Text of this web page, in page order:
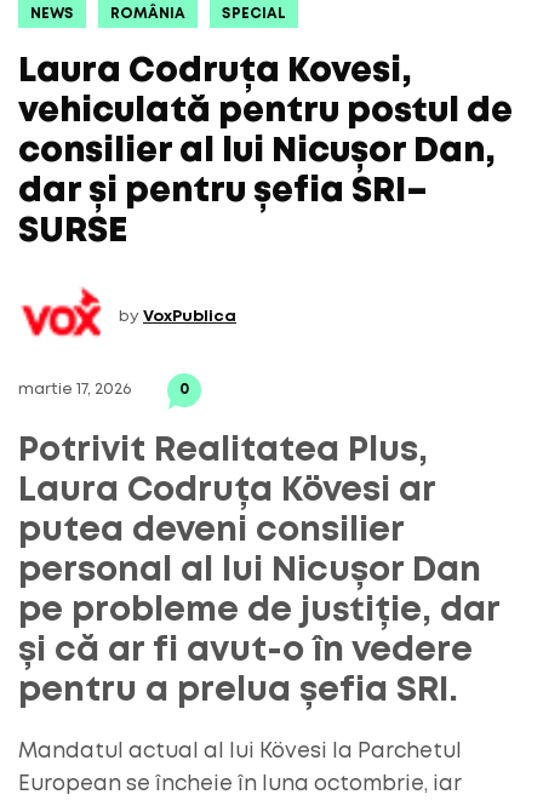
NEWS ROMÂNIA SPECIAL
Laura Codruța Kovesi,
vehiculată pentru postul de
consilier al lui Nicușor Dan,
dar și pentru șefia SRI–
SURSE
by VoxPublica
martie 17, 2026 0
Potrivit Realitatea Plus,
Laura Codruța Kövesi ar
putea deveni consilier
personal al lui Nicușor Dan
pe probleme de justiție, dar
și că ar fi avut-o în vedere
pentru a prelua șefia SRI.
Mandatul actual al lui Kövesi la Parchetul
European se încheie în luna octombrie, iar